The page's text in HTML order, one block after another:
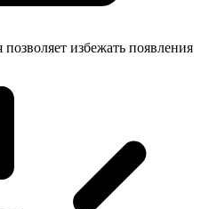
избежать появления